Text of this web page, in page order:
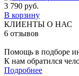
3 790 руб.
В корзину
КЛИЕНТЫ О НАС
6 отзывов
Помощь в подборе
К нам обратился
Подробнее